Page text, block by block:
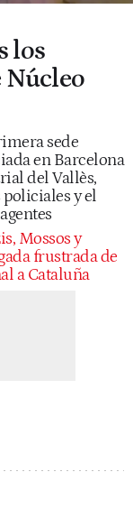
los
Núcleo
sede
en Barcelona
del Vallès,
y el
Mossos y
frustrada de
a Cataluña